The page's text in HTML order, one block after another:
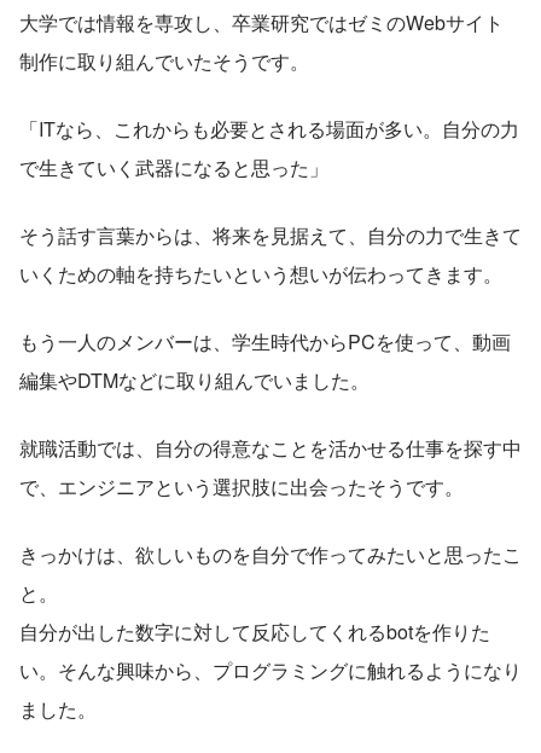
大学では情報を専攻し、卒業研究ではゼミのWebサイト
制作に取り組んでいたそうです。
「ITなら、これからも必要とされる場面が多い。自分の力
で生きていく武器になると思った」
そう話す言葉からは、将来を見据えて、自分の力で生きて
いくための軸を持ちたいという想いが伝わってきます。
もう一人のメンバーは、学生時代からPCを使って、動画
編集やDTMなどに取り組んでいました。
就職活動では、自分の得意なことを活かせる仕事を探す中
で、エンジニアという選択肢に出会ったそうです。
きっかけは、欲しいものを自分で作ってみたいと思ったこ
と。
自分が出した数字に対して反応してくれるbotを作りた
い。そんな興味から、プログラミングに触れるようになり
ました。